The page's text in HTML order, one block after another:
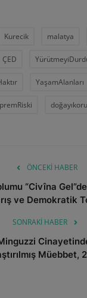
Kurecik malatya
ÇED
YaşamAlanları
doğayıkoru
ÖNCEKI HABER
“Civîna
ve Demokratik
SONRAKI HABER
Müebbet,